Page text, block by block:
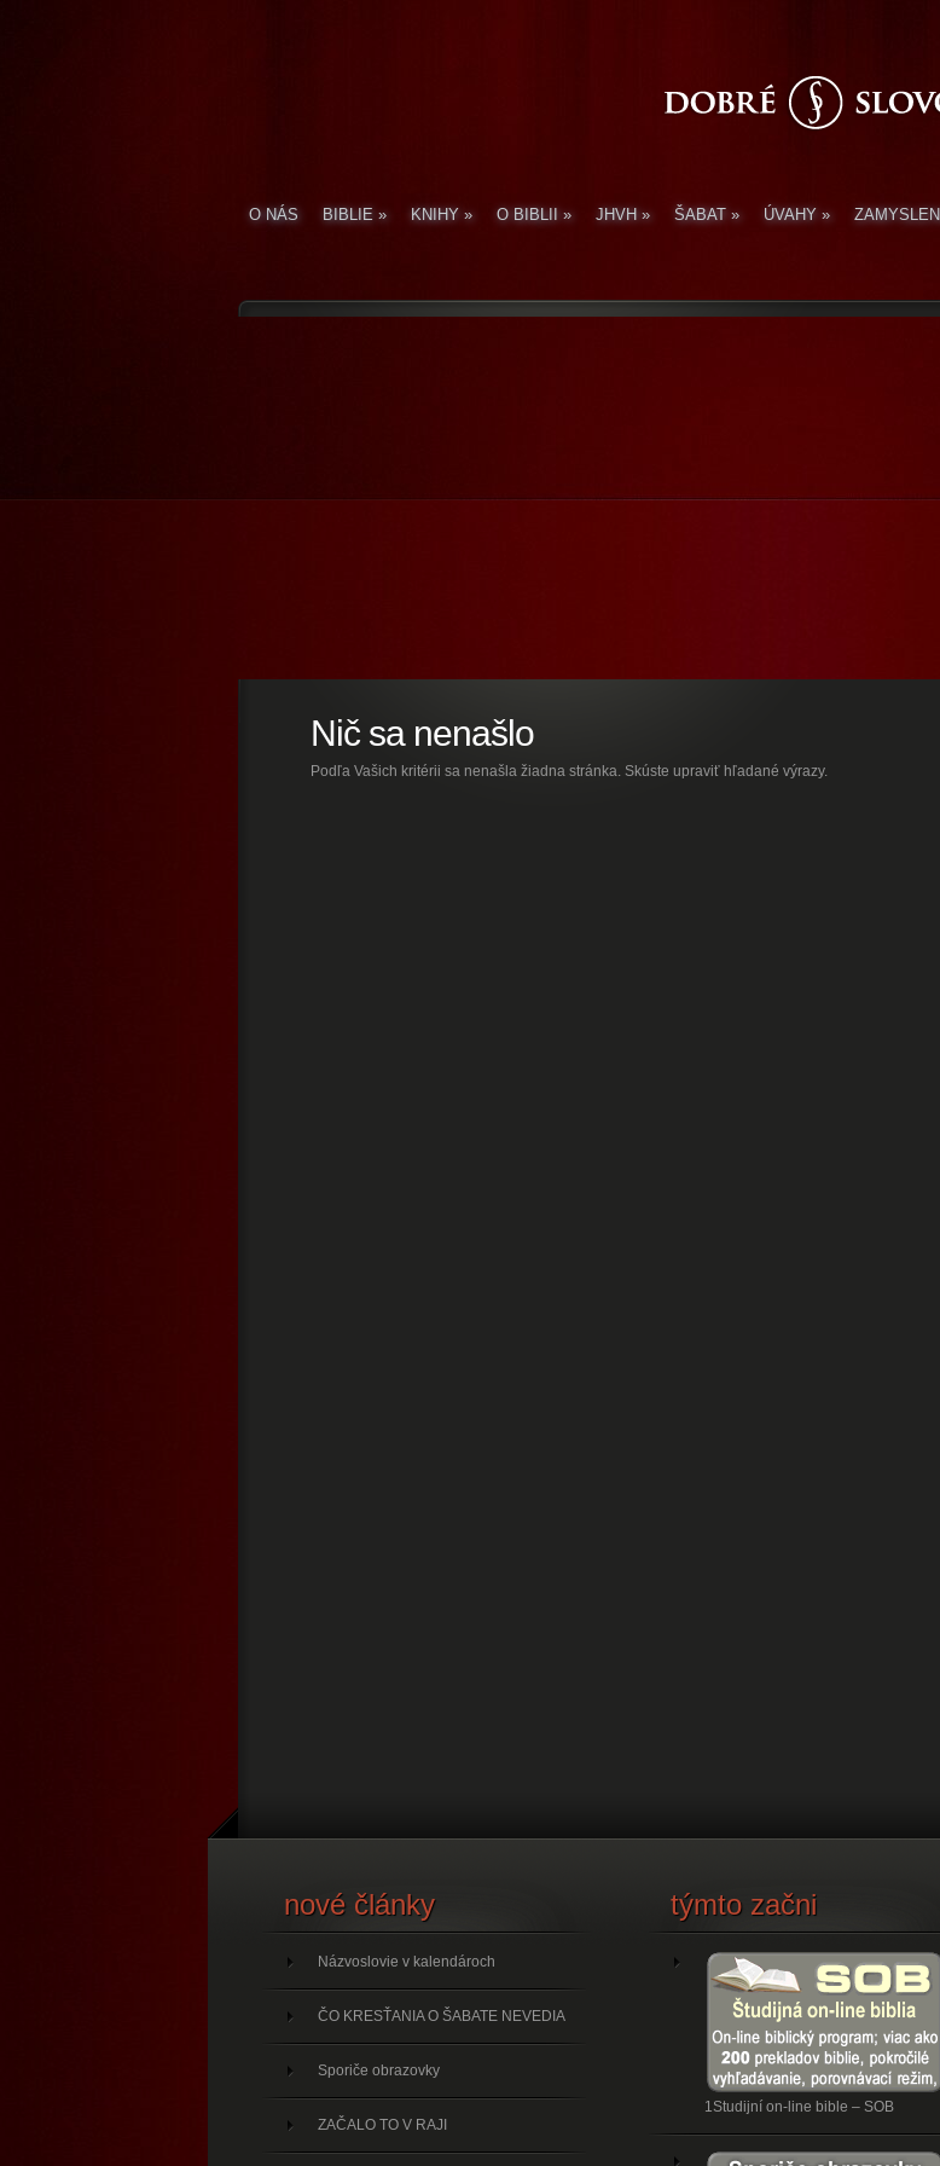
O NÁS BIBLIE » KNIHY » O BIBLII » JHVH » ŠABAT » ÚVAHY »
Nič sa nenašlo
Podľa Vašich kritérii sa nenašla žiadna stránka. Skúste upraviť hľadané výrazy.
nové články
Názvoslovie v kalendároch
ČO KRESŤANIA O ŠABATE NEVEDIA
Sporiče obrazovky
ZAČALO TO V RAJI
týmto začni
1Studijní on-line bible – SOB